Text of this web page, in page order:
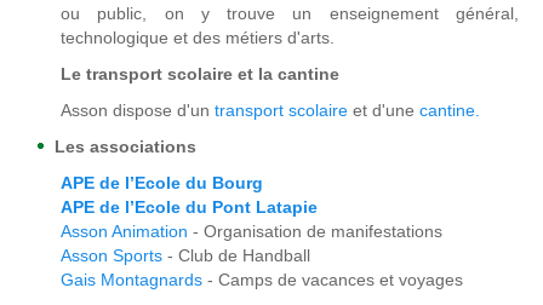
ou public, on y trouve un enseignement général,
technologique et des métiers d'arts.
Le transport scolaire et la cantine
Asson dispose d'un transport scolaire et d'une cantine.
Les associations
APE de l’Ecole du Bourg
APE de l’Ecole du Pont Latapie
Asson Animation - Organisation de manifestations
Asson Sports - Club de Handball
Gais Montagnards - Camps de vacances et voyages